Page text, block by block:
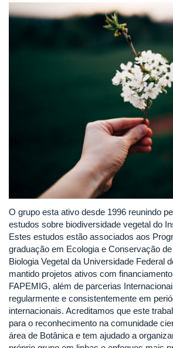
O grupo esta ativo desde 1996 reunindo
estudos sobre biodiversidade vegetal do
Estes estudos estão associados aos
graduação em Ecologia e Conservação
Biologia Vegetal da Universidade Federal
mantido projetos ativos com
FAPEMIG, além de parcerias
regularmente e consistentemente em
internacionais. Acreditamos que este
para o reconhecimento na comunidade
área de Botânica e tem ajudado a